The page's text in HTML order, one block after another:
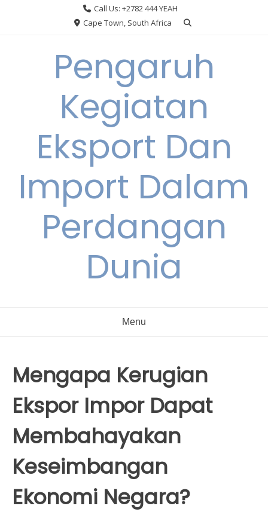
Call Us: +2782 444 YEAH
Cape Town, South Africa
Pengaruh
Kegiatan
Eksport Dan
Import Dalam
Perdangan
Dunia
Menu
Mengapa Kerugian
Ekspor Impor Dapat
Membahayakan
Keseimbangan
Ekonomi Negara?